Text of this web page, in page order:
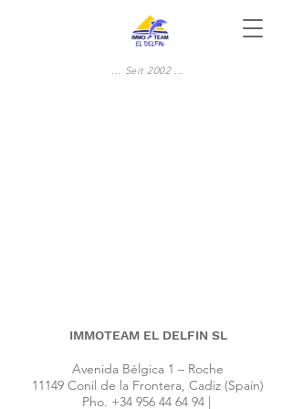
... Seit 2002 ...
IMMOTEAM EL DELFIN SL
Avenida Bélgica 1 – Roche
11149 Conil de la Frontera, Cadiz (Spain)
Pho. +34 956 44 64 94|